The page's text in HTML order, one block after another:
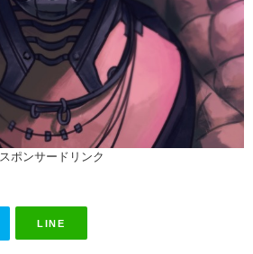
スポンサードリンク
LINE